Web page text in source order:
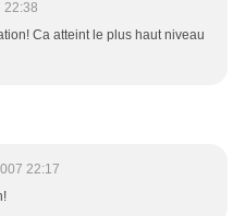
22:38
Ca atteint le plus haut niveau
22:17